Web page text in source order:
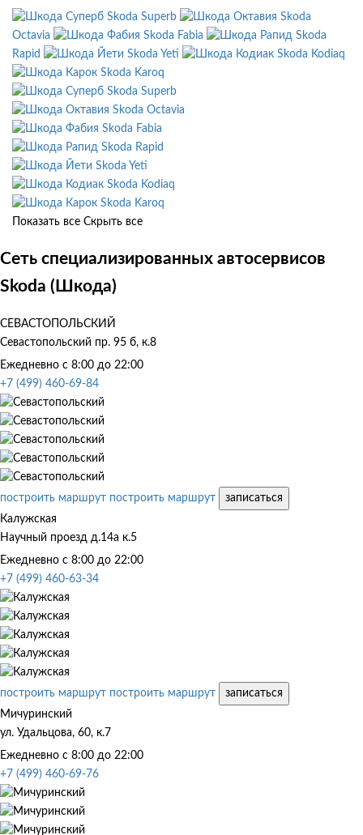
Skoda Superb
Skoda
Octavia
Skoda Fabia
Skoda
Rapid
Skoda Yeti
Skoda Kodiaq
Skoda Karoq
Skoda Superb
Skoda Octavia
Skoda Fabia
Skoda Rapid
Skoda Yeti
Skoda Kodiaq
Skoda Karoq
Показать все Скрыть все
Сеть специализированных автосервисов
Skoda (Шкода)
СЕВАСТОПОЛЬСКИЙ
Севастопольский пр. 95 б, к.8
Ежедневно с 8:00 до 22:00
+7 (499) 460-69-84
построить маршрут построить маршрут
записаться
Калужская
Научный проезд д.14а к.5
Ежедневно с 8:00 до 22:00
+7 (499) 460-63-34
построить маршрут построить маршрут
записаться
Мичуринский
ул. Удальцова, 60, к.7
Ежедневно с 8:00 до 22:00
+7 (499) 460-69-76